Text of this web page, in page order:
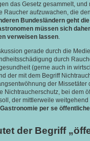
das Gesetz gesammelt,
Raucher aufzuwachen, die
Bundesländern geht
müssen sich
verweisen lassen.
gerade durch die
durch
(gerne auch in
der mit dem Begriff
der Missetäter
Nichtraucherschutz, bei dem
der mittlerweile weitgehend
per se
der Begriff